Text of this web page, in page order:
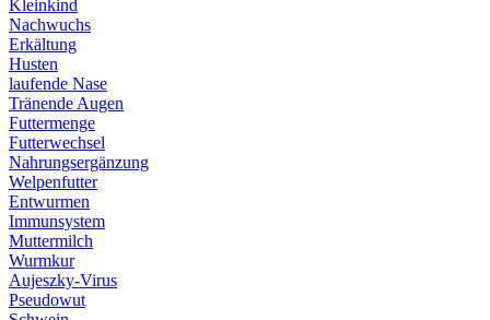
Kleinkind
Nachwuchs
Erkältung
Husten
laufende Nase
Tränende Augen
Futtermenge
Futterwechsel
Nahrungsergänzung
Welpenfutter
Entwurmen
Immunsystem
Muttermilch
Wurmkur
Aujeszky-Virus
Pseudowut